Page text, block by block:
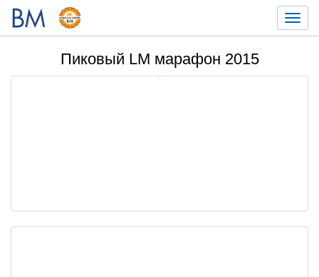
Пиковый LM марафон 2015